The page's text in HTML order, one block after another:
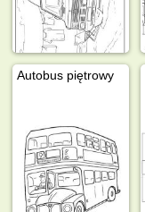
Autobus piętrowy